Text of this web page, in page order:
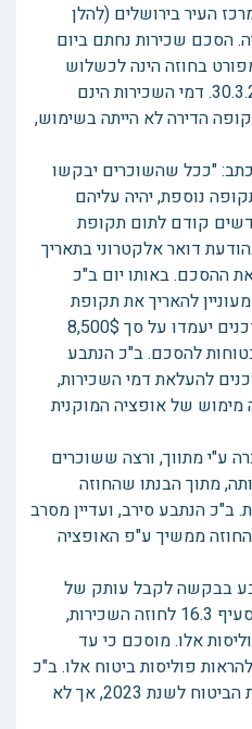
העיר בירושלים (להלן
הסכם שכירות נחתם ביום
כמפורט בחוזה הינה לכשלוש
שנים, בין 20.2.2020 עד 30.3.2023. דמי השכירות הינם
הדירה לא הייתה בשימוש,
נכתב: "ככל שהשוכרים יבקשו
נוספת, יהיה עליהם
קודם לתום תקופת
דואר אלקטרוני בתאריך
את ההסכם. באותו יום ב"כ
להאריך את תקופת
השכירות, דמי השכירות המעודכנים יעמדו על סך 8,500$
להסכם. ב"כ הנתבע
להעלאת דמי השכירות,
של אופציה המוקנית
ע"י מתווך, ורצה ששוכרים
מתוך הבנתו שהחוזה
ב"כ הנתבע סירב, ועדיין מסרב
ממשיך ע"פ האופציה
ב"כ התובע בבקשה לקבל עותק של
פוליסות הביטוח, ע"פ הוראות סעיף 16.3 לחוזה השכירות,
אלו. מוסכם כי עד
פוליסות ביטוח אלו. ב"כ
הנתבע שלח העתק של פוליסת הביטוח לשנת 2023, אך לא